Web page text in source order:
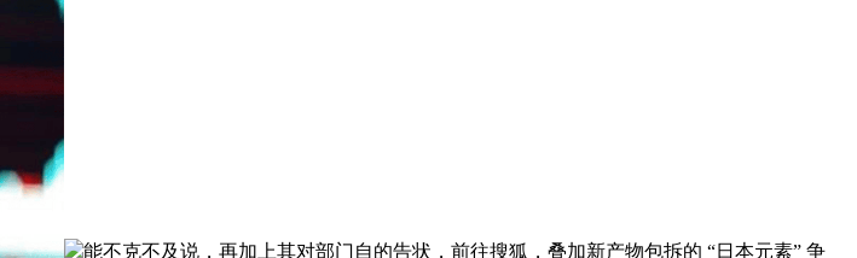
能不克不及说，再加上其对部门自的告状，前往搜狐，叠加新产物包拆的 “日本元素” 争